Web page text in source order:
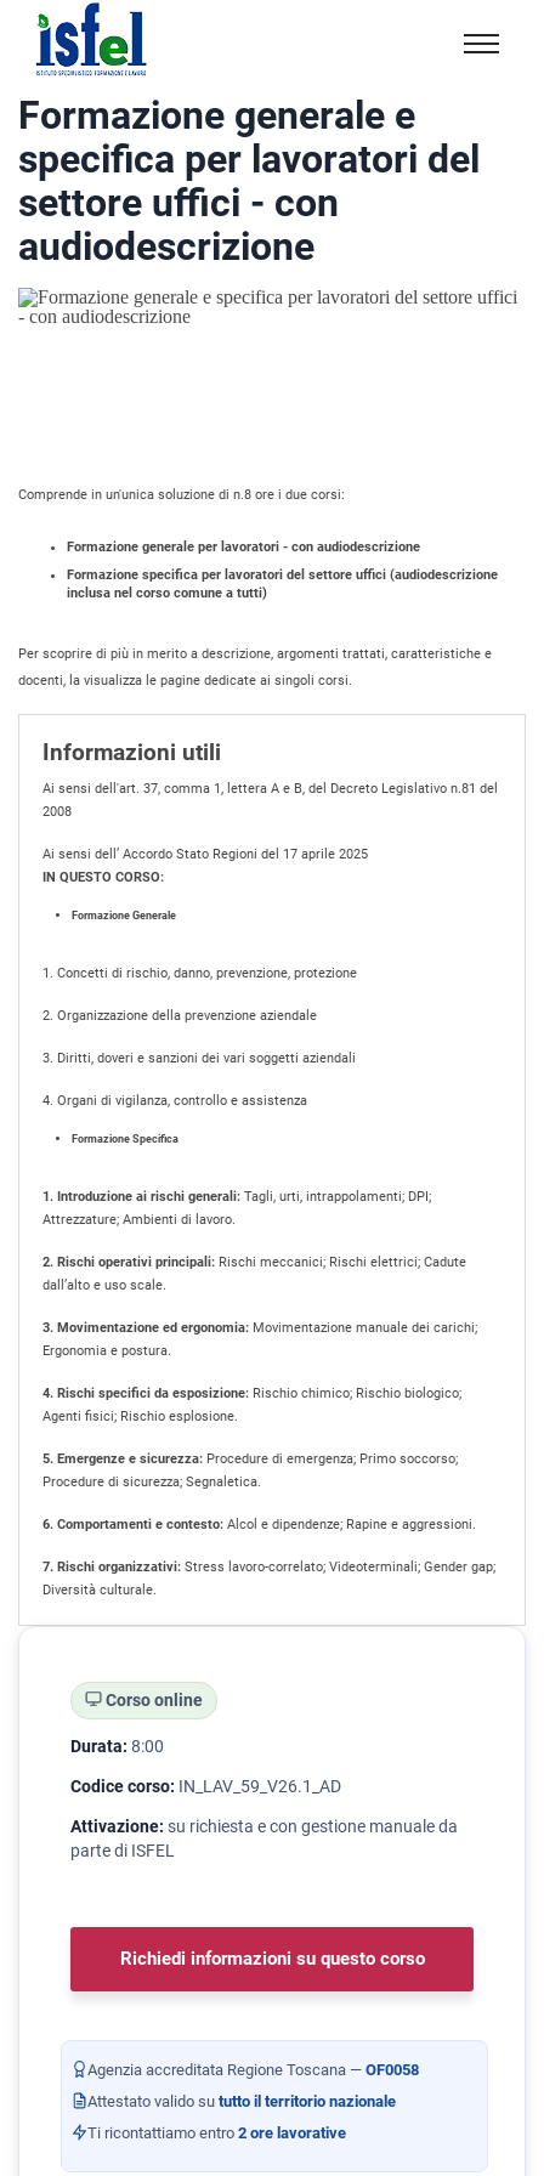
Isfel
Istituto
specialistico
formazione
lavoro
Formazione generale e
specifica per lavoratori del
settore uffici - con
audiodescrizione
Comprende in un'unica soluzione di n.8 ore i due corsi:
Formazione generale per lavoratori - con audiodescrizione
Formazione specifica per lavoratori del settore uffici (audiodescrizione
inclusa nel corso comune a tutti)
Per scoprire di più in merito a descrizione, argomenti trattati, caratteristiche e
docenti, la visualizza le pagine dedicate ai singoli corsi.
Informazioni utili
Ai sensi dell'art. 37, comma 1, lettera A e B, del Decreto Legislativo n.81 del
2008
Ai sensi dell’ Accordo Stato Regioni del 17 aprile 2025
IN QUESTO CORSO:
Formazione Generale
1. Concetti di rischio, danno, prevenzione, protezione
2. Organizzazione della prevenzione aziendale
3. Diritti, doveri e sanzioni dei vari soggetti aziendali
4. Organi di vigilanza, controllo e assistenza
Formazione Specifica
1. Introduzione ai rischi generali: Tagli, urti, intrappolamenti; DPI;
Attrezzature; Ambienti di lavoro.
2. Rischi operativi principali: Rischi meccanici; Rischi elettrici; Cadute
dall’alto e uso scale.
3. Movimentazione ed ergonomia: Movimentazione manuale dei carichi;
Ergonomia e postura.
4. Rischi specifici da esposizione: Rischio chimico; Rischio biologico;
Agenti fisici; Rischio esplosione.
5. Emergenze e sicurezza: Procedure di emergenza; Primo soccorso;
Procedure di sicurezza; Segnaletica.
6. Comportamenti e contesto: Alcol e dipendenze; Rapine e aggressioni.
7. Rischi organizzativi: Stress lavoro-correlato; Videoterminali; Gender gap;
Diversità culturale.
Corso online
Durata: 8:00
Codice corso: IN_LAV_59_V26.1_AD
Attivazione: su richiesta e con gestione manuale da
parte di ISFEL
Richiedi informazioni su questo corso
Agenzia accreditata Regione Toscana — OF0058
Attestato valido su tutto il territorio nazionale
Ti ricontattiamo entro 2 ore lavorative